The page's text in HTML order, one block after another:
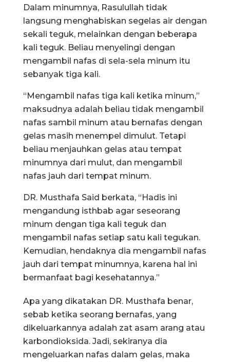
Dalam minumnya, Rasulullah tidak
langsung menghabiskan segelas air dengan
sekali teguk, melainkan dengan beberapa
kali teguk. Beliau menyelingi dengan
mengambil nafas di sela-sela minum itu
sebanyak tiga kali.
“Mengambil nafas tiga kali ketika minum,”
maksudnya adalah beliau tidak mengambil
nafas sambil minum atau bernafas dengan
gelas masih menempel dimulut. Tetapi
beliau menjauhkan gelas atau tempat
minumnya dari mulut, dan mengambil
nafas jauh dari tempat minum.
DR. Musthafa Said berkata, “Hadis ini
mengandung isthbab agar seseorang
minum dengan tiga kali teguk dan
mengambil nafas setiap satu kali tegukan.
Kemudian, hendaknya dia mengambil nafas
jauh dari tempat minumnya, karena hal ini
bermanfaat bagi kesehatannya.”
Apa yang dikatakan DR. Musthafa benar,
sebab ketika seorang bernafas, yang
dikeluarkannya adalah zat asam arang atau
karbondioksida. Jadi, sekiranya dia
mengeluarkan nafas dalam gelas, maka